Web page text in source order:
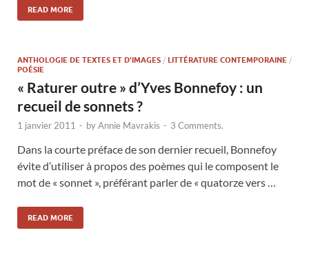
READ MORE
ANTHOLOGIE DE TEXTES ET D'IMAGES / LITTÉRATURE CONTEMPORAINE /
POÉSIE
« Raturer outre » d’Yves Bonnefoy : un
recueil de sonnets ?
1 janvier 2011 - byAnnie Mavrakis - 3 Comments.
Dans la courte préface de son dernier recueil, Bonnefoy
évite d’utiliser à propos des poèmes qui le composent le
mot de « sonnet », préférant parler de « quatorze vers …
READ MORE